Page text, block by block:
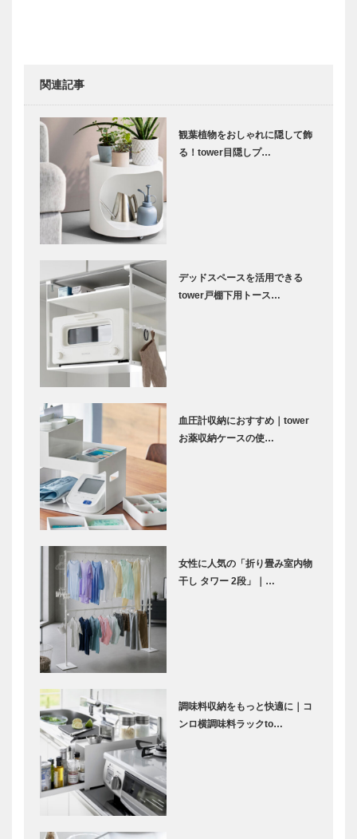
関連記事
観葉植物をおしゃれに隠して飾
る！tower目隠しプ…
デッドスペースを活用できる
tower戸棚下用トース…
血圧計収納におすすめ｜tower
お薬収納ケースの使…
女性に人気の「折り畳み室内物
干し タワー 2段」｜…
調味料収納をもっと快適に｜コ
ンロ横調味料ラックto…